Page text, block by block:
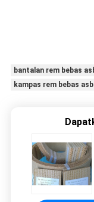
bantalan rem bebas
kampas rem bebas